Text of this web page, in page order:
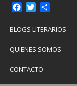
c
b
o
i
t
r
m
a
BLOGS LITERARIOS
QUIENES SOMOS
CONTACTO